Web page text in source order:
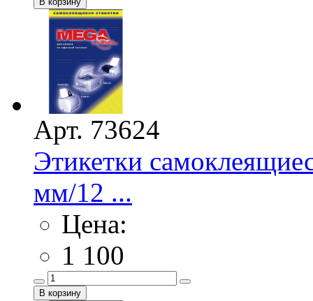
Арт. 73624
Этикетки
мм/12 ...
Цена:
1 100